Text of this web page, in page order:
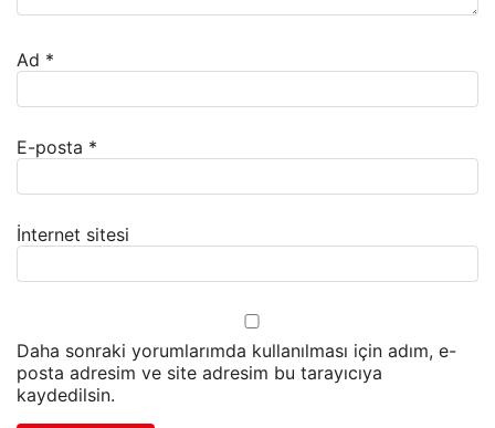
Ad *
E-posta *
İnternet sitesi
Daha sonraki yorumlarımda kullanılması için adım, e-
posta adresim ve site adresim bu tarayıcıya
kaydedilsin.